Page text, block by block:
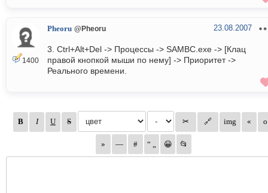
1400
Pheoru @Pheoru 23.08.2007
3. Ctrl+Alt+Del -> Процессы -> SAMBС.exe -> [Клац
правой кнопкой мыши по нему] -> Приоритет ->
Реального времени.